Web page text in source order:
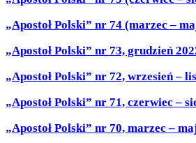
„Apostoł Polski” nr 74 (marzec –
„Apostoł Polski” nr 73, grudzień
„Apostoł Polski” nr 72, wrzesień –
„Apostoł Polski” nr 71, czerwiec –
„Apostoł Polski” nr 70, marzec –